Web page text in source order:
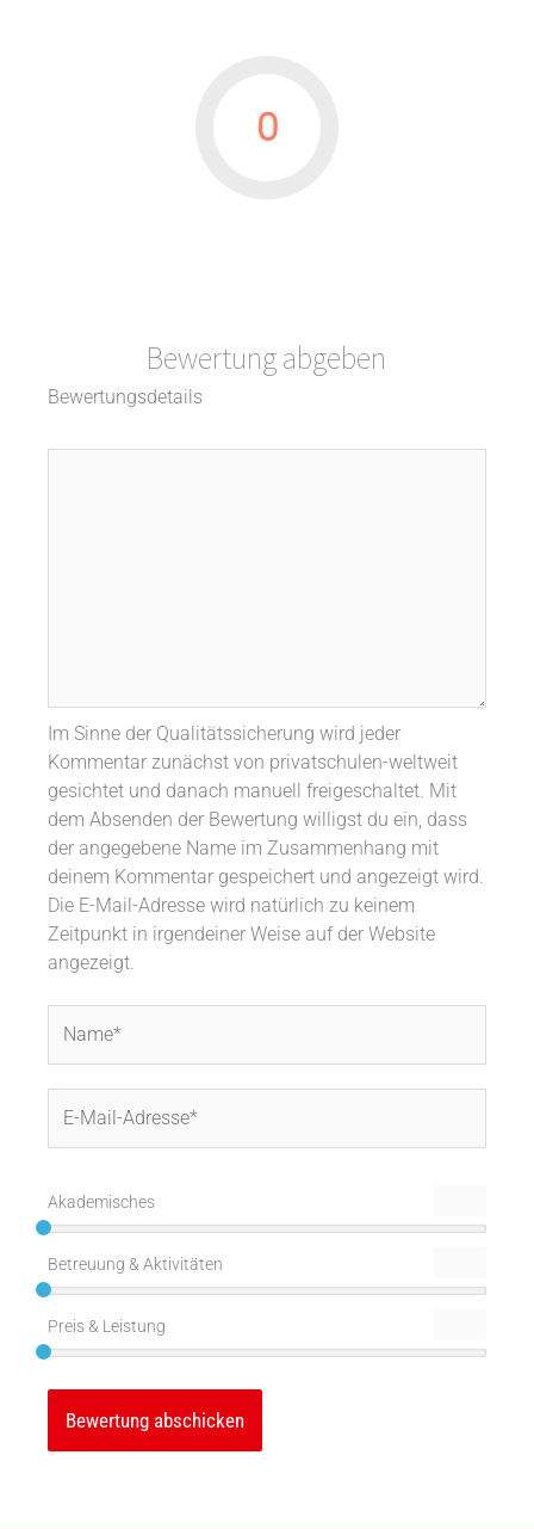
0
Bewertung abgeben
Bewertungsdetails
Im Sinne der Qualitätssicherung wird jeder
Kommentar zunächst von privatschulen-weltweit
gesichtet und danach manuell freigeschaltet. Mit
dem Absenden der Bewertung willigst du ein, dass
der angegebene Name im Zusammenhang mit
deinem Kommentar gespeichert und angezeigt wird.
Die E-Mail-Adresse wird natürlich zu keinem
Zeitpunkt in irgendeiner Weise auf der Website
angezeigt.
Mail-
Akademisches
Betreuung & Aktivitäten
Preis & Leistung